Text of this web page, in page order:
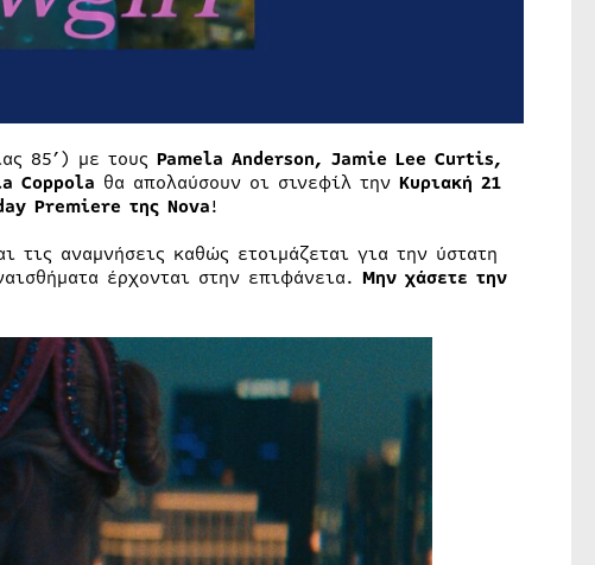
85’) με τους Pamela Anderson, Jamie Lee Curtis,
Coppola θα απολαύσουν οι σινεφίλ την Κυριακή 21
Premiere τηςNova!
αναμνήσεις καθώς ετοιμάζεται για την ύστατη
έρχονται στην επιφάνεια. Μην χάσετε την